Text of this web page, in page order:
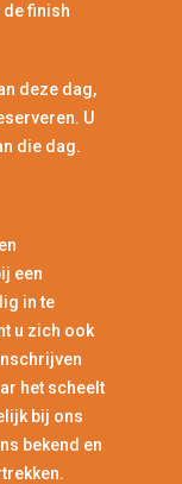
finish
deze dag,
U
die dag.
een
in te
u zich ook
het scheelt
bij ons
bekend en